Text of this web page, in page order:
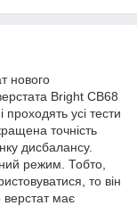
нового
Bright CB68
проходять усі тести
точність
дисбалансу.
режим. Тобто,
то він
має